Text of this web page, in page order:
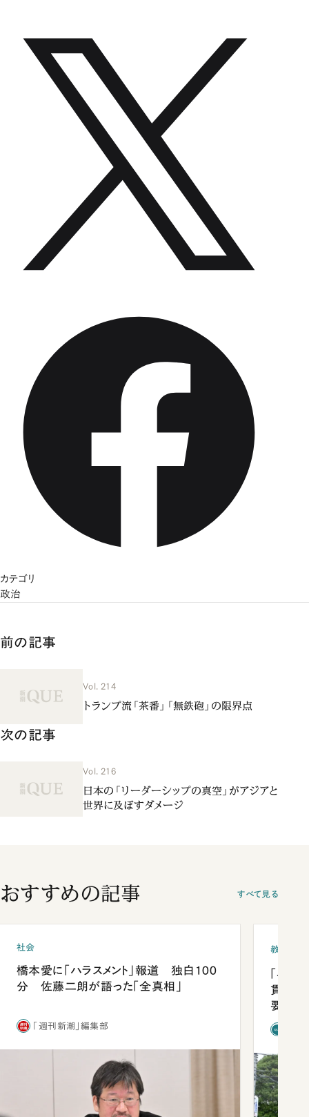
カテゴリ
政治
前の記事
Vol. 214
トランプ流「茶番」「無鉄砲」の限界点
次の記事
Vol. 216
日本の「リーダーシップの真空」がアジアと
世界に及ぼすダメージ
おすすめの記事 すべて見る
社会
橋本愛に「ハラスメント」報道 独白100
分 佐藤二朗が語った「全真相」
「週刊新潮」編集部
教育
「早
貫校へ
要だっ